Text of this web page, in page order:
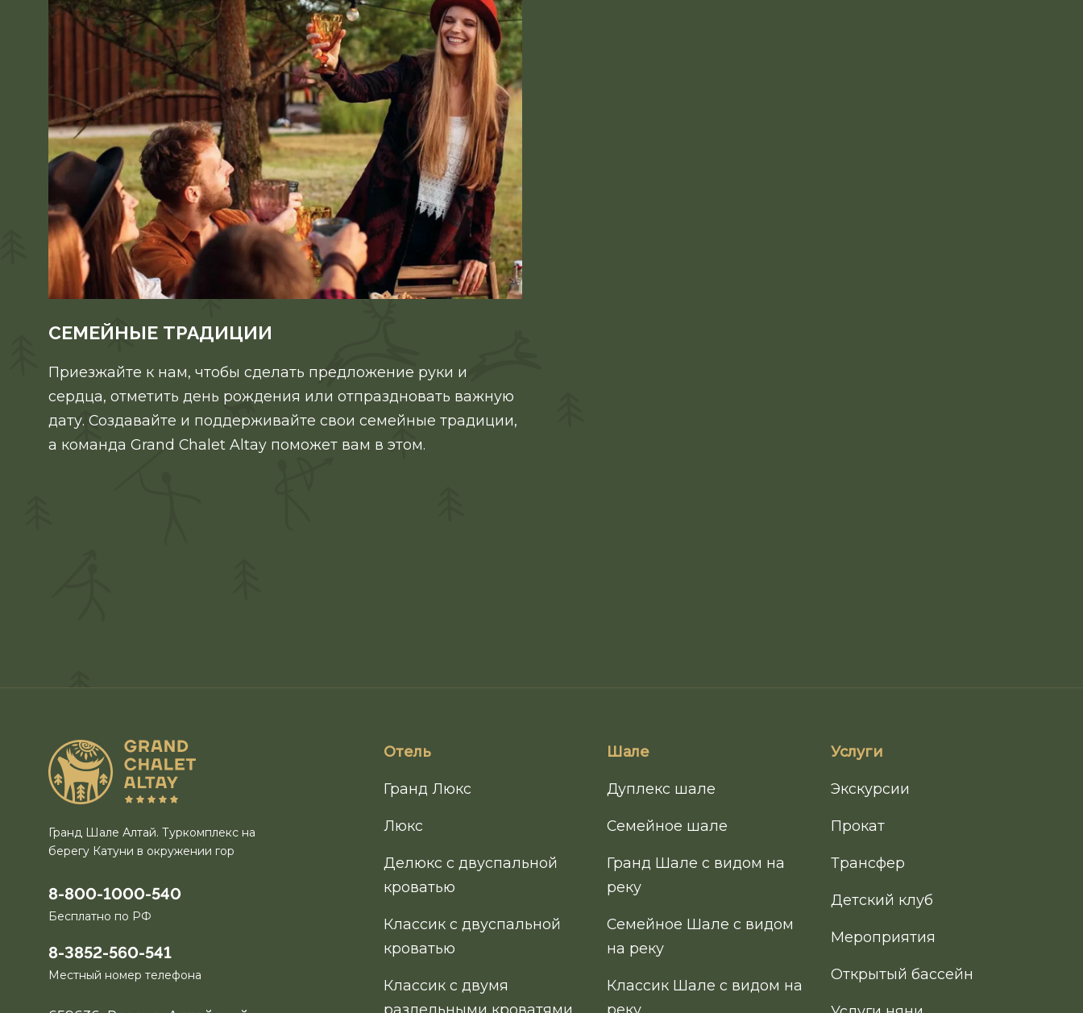
СЕМЕЙНЫЕ ТРАДИЦИИ
Приезжайте к нам, чтобы сделать предложение руки и
сердца, отметить день рождения или отпраздновать важную
дату. Создавайте и поддерживайте свои семейные традиции,
а команда Grand Chalet Altay поможет вам в этом.
Гранд Шале Алтай. Туркомплекс на
берегу Катуни в окружении гор
8-800-1000-540
Бесплатно по РФ
8-3852-560-541
Местный номер телефона
Отель
Гранд Люкс
Люкс
Делюкс с двуспальной
кроватью
Классик с двуспальной
кроватью
Классик с двумя
раздельными кроватями
Шале
Дуплекс шале
Семейное шале
Гранд Шале с видом на
реку
Семейное Шале с видом
на реку
Классик Шале с видом на
реку
Услуги
Экскурсии
Прокат
Трансфер
Детский клуб
Мероприятия
Открытый бассейн